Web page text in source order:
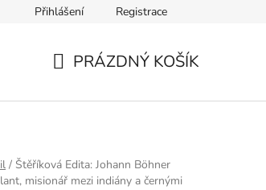
Přihlášení Registrace
PRÁZDNÝ KOŠÍK
/ Štěříková Edita: Johann Böhner
misionář mezi indiány a černými